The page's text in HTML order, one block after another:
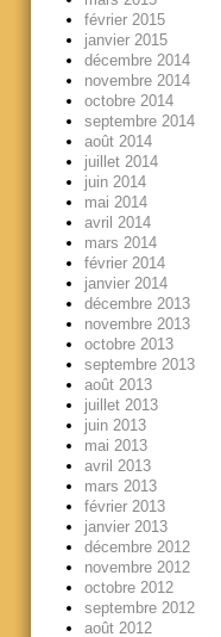
février 2015
janvier 2015
décembre 2014
novembre 2014
octobre 2014
septembre 2014
août 2014
juillet 2014
juin 2014
mai 2014
avril 2014
mars 2014
février 2014
janvier 2014
décembre 2013
novembre 2013
octobre 2013
septembre 2013
août 2013
juillet 2013
juin 2013
mai 2013
avril 2013
mars 2013
février 2013
janvier 2013
décembre 2012
novembre 2012
octobre 2012
septembre 2012
août 2012